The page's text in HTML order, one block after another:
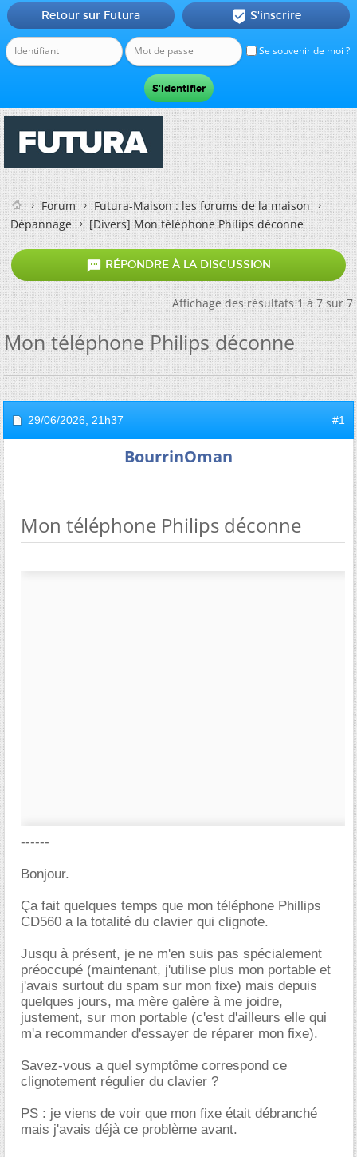
Se souvenir de moi ?
Retour sur Futura  S'inscrire
Forum
Futura-Maison : les forums de la maison
Dépannage
[Divers]Mon téléphone Philips déconne
 RÉPONDRE À LA DISCUSSION
Affichage des résultats 1 à 7 sur 7
Mon téléphone Philips déconne
29/06/2026, 21h37 #1
BourrinOman
Mon téléphone Philips déconne
------
Bonjour.
Ça fait quelques temps que mon téléphone Phillips
CD560 a la totalité du clavier qui clignote.
Jusqu à présent, je ne m'en suis pas spécialement
préoccupé (maintenant, j'utilise plus mon portable et
j'avais surtout du spam sur mon fixe) mais depuis
quelques jours, ma mère galère à me joidre,
justement, sur mon portable (c'est d'ailleurs elle qui
m'a recommander d'essayer de réparer mon fixe).
Savez-vous a quel symptôme correspond ce
clignotement régulier du clavier ?
PS : je viens de voir que mon fixe était débranché
mais j'avais déjà ce problème avant.